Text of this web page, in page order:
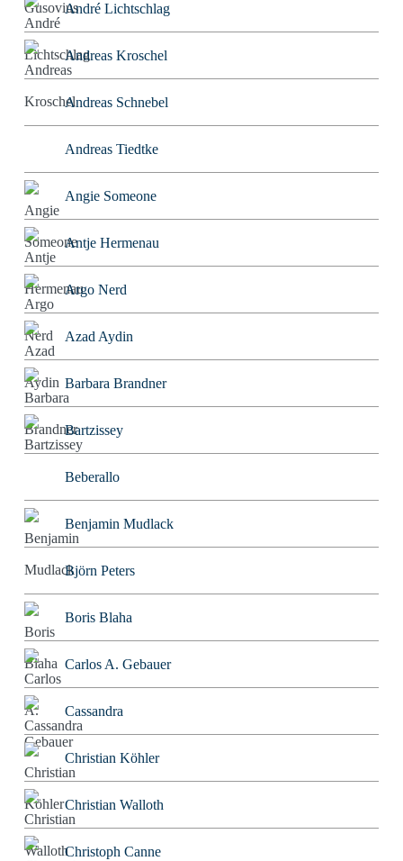
André Lichtschlag
Andreas Kroschel
Andreas Schnebel
Andreas Tiedtke
Angie Someone
Antje Hermenau
Argo Nerd
Azad Aydin
Barbara Brandner
Bartzissey
Beberallo
Benjamin Mudlack
Björn Peters
Boris Blaha
Carlos A. Gebauer
Cassandra
Christian Köhler
Christian Walloth
Christoph Canne